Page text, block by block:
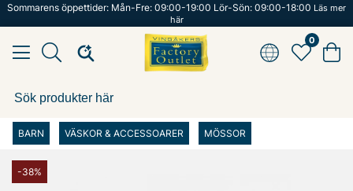
Sommarens öppettider: Mån-Fre: 09:00-19:00 Lör-Sön: 09:00-18:00 Läs mer
här
0
BARN VÄSKOR & ACCESSOARER MÖSSOR
-38%